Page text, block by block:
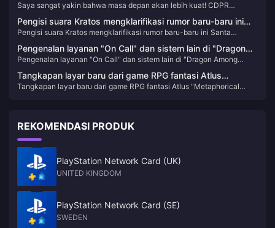
CDPR menegaskan kembali bahwa mereka tidak tertarik
pada akuisisi
Saya sangat yakin bahwa masa depan akan lebih kuat! CDPR
Pengisi suara Kratos mengklarifikasi rumor baru-baru ini
Santa Monica menolak menjawab pertanyaan tentang
pembuatan ulang God of War
Pengisi suara Kratos mengklarifikasi rumor baru-baru ini Santa
God of War
Pengenalan layanan "On Call" dan sistem lain di "Dragon
Among People 8"
Pengenalan layanan "On Call" dan sistem lain di "Dragon Among
Tangkapan layar baru dari game RPG fantasi Atlus
"Metaphorical Fantasy: ReFantazio"
Tangkapan layar baru dari game RPG fantasi Atlus "Metaphorical
REKOMENDASI PRODUK
PlayStation Network Card (UK)
UNITED KINGDOM
PlayStation Network Card (SE)
SWEDEN